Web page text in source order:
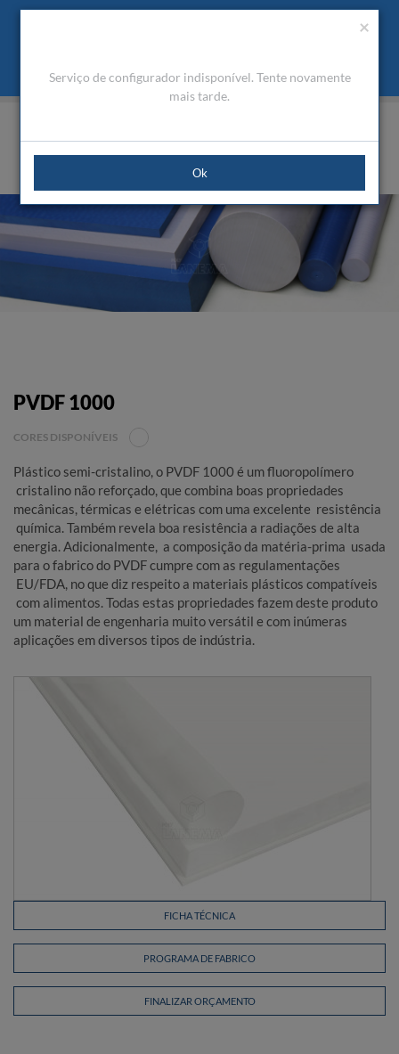
Usamos cookies para melhorar a navegação. Ao fechar esta
O que são Cookies
PT
Área Cliente
Orçamento(0)
PVDF 1000
CORES DISPONÍVEIS
Plástico semi-cristalino, o PVDF 1000 é um fluoropolímero
cristalino não reforçado, que combina boas propriedades
mecânicas, térmicas e elétricas com uma excelente resistência
química. Também revela boa resistência a radiações de alta
energia. Adicionalmente, a composição da matéria-prima usada
para o fabrico do PVDF cumpre com as regulamentações
EU/FDA, no que diz respeito a materiais plásticos compatíveis
com alimentos. Todas estas propriedades fazem deste produto
um material de engenharia muito versátil e com inúmeras
aplicações em diversos tipos de indústria.
FICHA TÉCNICA
PROGRAMA DE FABRICO
FINALIZAR ORÇAMENTO
×
Serviço de configurador indisponível. Tente novamente
mais tarde.
Ok